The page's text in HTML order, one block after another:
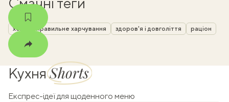
хелс правильне харчування здоров'я і довголіття раціон
КухняShorts
Експрес-ідеї для щоденного меню